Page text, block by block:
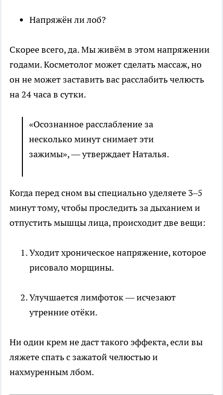
Напряжён ли лоб?
Скорее всего, да. Мы живём в этом напряжении
годами. Косметолог может сделать массаж, но
он не может заставить вас расслабить челюсть
на 24 часа в сутки.
«Осознанное расслабление за
несколько минут снимает эти
зажимы», — утверждает Наталья.
Когда перед сном вы специально уделяете 3–5
минут тому, чтобы проследить за дыханием и
отпустить мышцы лица, происходит две вещи:
Уходит хроническое напряжение, которое
рисовало морщины.
Улучшается лимфоток — исчезают
утренние отёки.
Ни один крем не даст такого эффекта, если вы
ляжете спать с зажатой челюстью и
нахмуренным лбом.